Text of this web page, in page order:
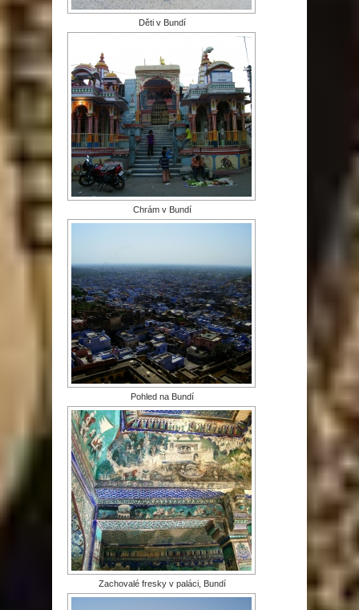
Děti v Bundí
Chrám v Bundí
Pohled na Bundí
Zachovalé fresky v paláci, Bundí